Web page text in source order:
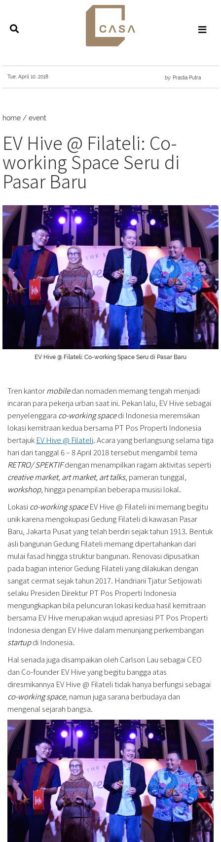
Tue, April 10, 2018 by: Prastia Putra
home / event
EV Hive @ Filateli: Co-
working Space Seru di
Pasar Baru
EV Hive @ Filateli: Co-working Space Seru di Pasar Baru
Tren kantormobiledan nomaden memang tengah menjadi
incaran para pekerja urban saat ini. Pekan lalu, EV Hive sebagai
penyelenggara co-working spacedi Indonesia meremsikan
lokasi kemitraan kedua bersama PT Pos Properti Indonesia
bertajuk EV Hive @ Filateli. Acara yang berlangsung selama tiga
hari dari tanggal 6 – 8 April 2018 tersebut mengambil tema
RETRO/ SPEKTIFdengan menampilkan ragam aktivitas seperti
creative market, art market, art talks, pameran tunggal,
workshop, hingga penampilan beberapa musisi lokal.
Lokasi co-working spaceEV Hive @ Filateli ini memang begitu
unik karena mengokupasi Gedung Filateli di kawasan Pasar
Baru, Jakarta Pusat yang telah berdiri sejak tahun 1913. Bentuk
asli bangunan Gedung Filateli memang dipertahankan dari
mulai fasad hingga struktur bangunan. Renovasi dipusatkan
pada bagian interior Gedung Filateli yang dilakukan dengan
sangat cermat sejak tahun 2017. Handriani Tjatur Setijowati
selaku Presiden Direktur PT Pos Properti Indonesia
mengungkapkan bila peluncuran lokasi kedua hasil kemitraan
bersama EV Hive merupakan wujud apresiasi PT Pos Properti
Indonesia dengan EV Hive dalam menunjang perkembangan
startupdi Indonesia.
Hal senada juga disampaikan oleh Carlson Lau sebagai CEO
dan Co-founder EV Hive yang begitu bangga atas
diresmikannya EV Hive @ Filateli tidak hanya berfungsi sebagai
co-working space, namun juga sarana berbudaya dan
mengenal sejarah bangsa.